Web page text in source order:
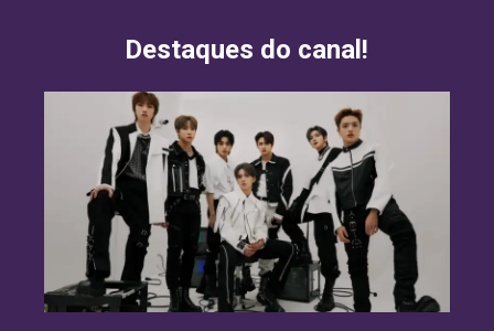
Destaques do canal!